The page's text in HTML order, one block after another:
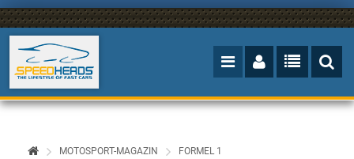
MOTOSPORT-MAGAZIN FORMEL 1